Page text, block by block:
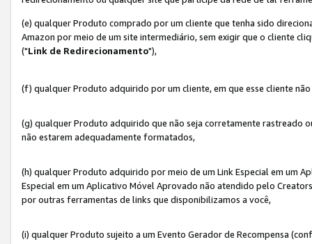
(e) qualquer Produto comprado por um cliente que tenha sido
Amazon por meio de um site intermediário, sem exigir que o cliente
("Link de Redirecionamento"),
(f) qualquer Produto adquirido por um cliente, em que esse cliente
(g) qualquer Produto adquirido que não seja corretamente rastreado
não estarem adequadamente formatados,
(h) qualquer Produto adquirido por meio de um Link Especial em um
Especial em um Aplicativo Móvel Aprovado não atendido pelo
por outras ferramentas de links que disponibilizamos a você,
(i) qualquer Produto sujeito a um Evento Gerador de Recompensa